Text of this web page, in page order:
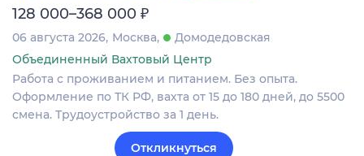
128 000–368 000 ₽
06 августа 2026 Москва
Домодедовская
Объединенный Вахтовый Центр
Работа с проживанием и питанием. Без опыта.
Оформление по ТК РФ, вахта от 15 до 180 дней, до 5500
смена. Трудоустройство за 1 день.
Откликнуться